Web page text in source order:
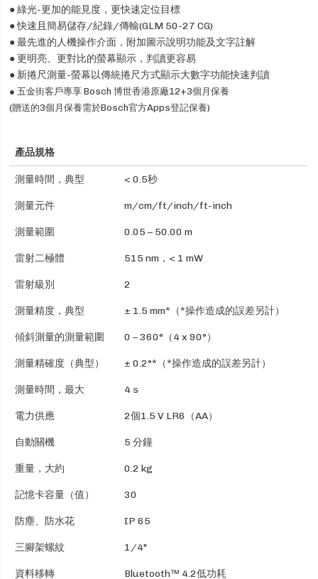
● 綠光-更加的能見度，更快速定位目標
● 快速且簡易儲存/紀錄/傳輸(GLM 50-27 CG)
● 最先進的人機操作介面，附加圖示說明功能及文字註解
● 更明亮、更對比的螢幕顯示，判讀更容易
● 新捲尺測量-螢幕以傳統捲尺方式顯示大數字功能快速判讀
● 五金街客戶專享 Bosch 博世香港原廠12+3個月保養
(贈送的3個月保養需於Bosch官方Apps登記保養)
產品規格
測量時間，典型 < 0.5秒
測量元件 m/cm/ft/inch/ft-inch
測量範圍 0.05 – 50.00 m
雷射二極體 515 nm，< 1 mW
雷射級別 2
測量精度，典型 ± 1.5 mm*（*操作造成的誤差另計）
傾斜測量的測量範圍 0 – 360°（4 x 90°）
測量精確度（典型） ± 0.2°*（*操作造成的誤差另計）
測量時間，最大 4 s
電力供應 2個1.5 V LR6（AA）
自動關機 5 分鐘
重量，大約 0.2 kg
記憶卡容量（值） 30
防塵、防水花 IP 65
三腳架螺紋 1/4"
資料移轉 Bluetooth™ 4.2低功耗